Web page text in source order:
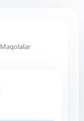
Maqolalar